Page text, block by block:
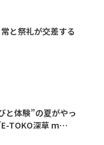
と祭礼が交差する
と体験”の夏がやっ
E-TOKO深草 m…